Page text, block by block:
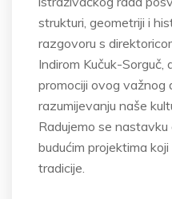
strukturi, geometriji i
razgovoru s
Indirom Kučuk-Sorguč,
promociji ovog važnog
razumijevanju naše
Radujemo se
budućim projektima
tradicije.